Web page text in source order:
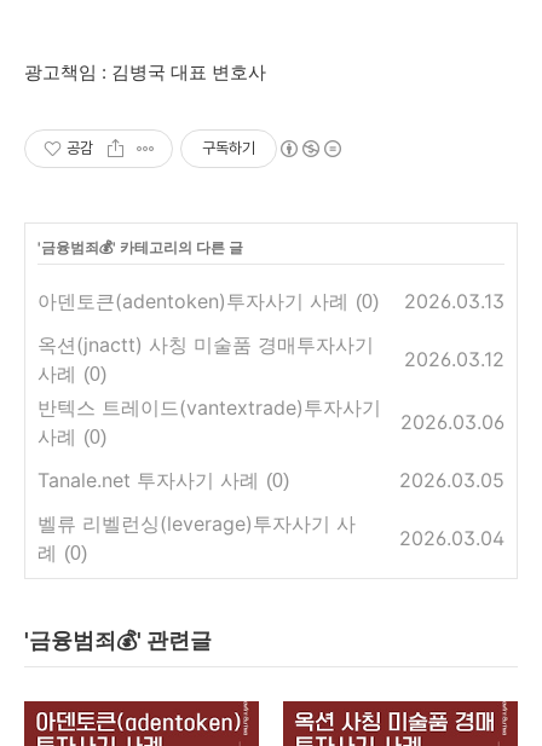
광고책임 : 김병국 대표 변호사
공감 구독하기
'금융범죄💰' 카테고리의 다른 글
아덴토큰(adentoken)투자사기 사례 (0)
2026.03.13
옥션(jnactt) 사칭 미술품 경매투자사기
사례 (0)
2026.03.12
반텍스 트레이드(vantextrade)투자사기
사례 (0)
2026.03.06
Tanale.net 투자사기 사례 (0)
2026.03.05
벨류 리벨런싱(leverage)투자사기 사
례 (0)
2026.03.04
'금융범죄💰' 관련글